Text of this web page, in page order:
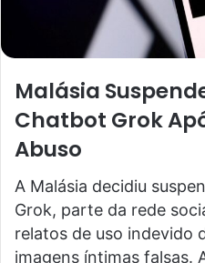
Malásia
Chatbot Grok
Abuso
A Malásia decidiu
Grok, parte da rede
relatos de uso indevido
imagens íntimas falsas.